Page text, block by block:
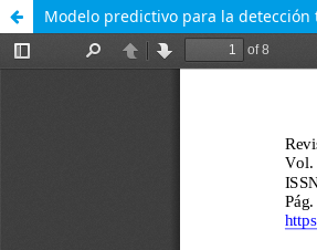
Modelo predictivo para la